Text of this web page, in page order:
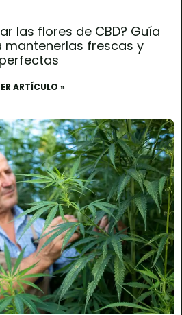
las flores de CBD? Guía
mantenerlas frescas y
perfectas
ARTÍCULO »